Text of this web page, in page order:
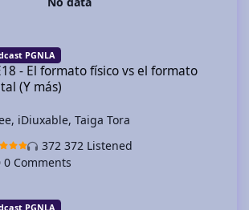
PGNLA
- El formato físico vs el formato
(Y más)
, iDiuxable,Taiga Tora
372 Listened
0 Comments
PGNLA